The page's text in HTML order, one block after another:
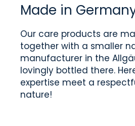
Made in
Our care products are
together with a smaller
manufacturer in the
lovingly bottled there.
expertise meet a
nature!